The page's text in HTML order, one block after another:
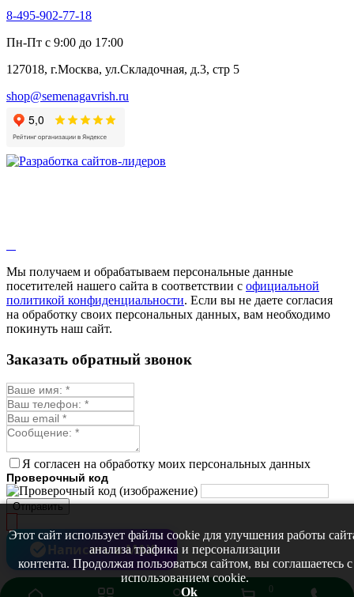
Алтей
Бессмертник
Валериана
Валерианелла
Гибискус лекарственный
Девясил
Душица
Змееголовник
Мыльнянка
Мята
Овсяный корень
Огуречная трава
Пустырник
Репешок
Синюха
Смесь лекарственных
Стевия
Тимьян ползучий (чабрец)
Фенхель лекарственный
Цикорий лекарственный
Череда лекарственная
Чернокорень
Шалфей
Семена ягод
Брусника
8-495-902-77-18
Пн-Пт с 9:00 до 17:00
127018, г.Москва, ул.Складочная, д.3, стр 5
shop@semenagavrish.ru
Мы получаем и обрабатываем персональные данные
посетителей нашего сайта в соответствии с официальной
политикой конфиденциальности. Если вы не даете согласия
на обработку своих персональных данных, вам необходимо
покинуть наш сайт.
Этот сайт использует файлы cookie для улучшения работы
анализа трафика и персонализации
контента. Продолжая пользоваться сайтом, вы соглашаетесь с
использованием cookie.
Ok
Заказать обратный звонок
Я согласен на обработку моих персональных данных
Проверочный код
Отправить
0
Написать в MAX